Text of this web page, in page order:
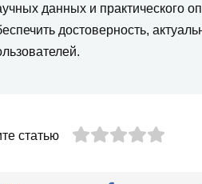
данных и практического
достоверность,
статью